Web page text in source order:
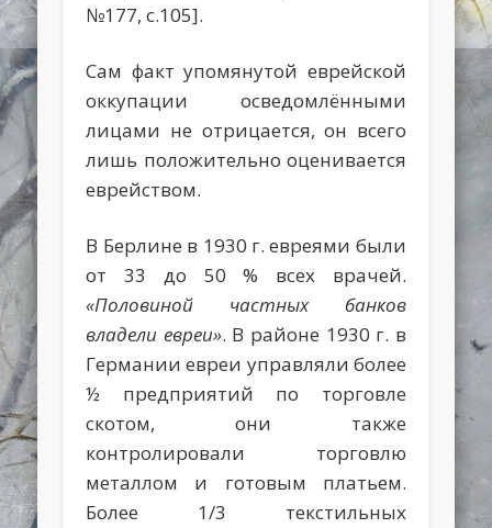
№177, с.105].
Сам факт упомянутой еврейской
оккупации осведомлёнными
лицами не отрицается, он всего
лишь положительно оценивается
еврейством.
В Берлине в 1930 г. евреями были
от 33 до 50 % всех врачей.
«Половиной частных банков
владели евреи». В районе 1930 г. в
Германии евреи управляли более
½ предприятий по торговле
скотом, они также
контролировали торговлю
металлом и готовым платьем.
Более 1/3 текстильных